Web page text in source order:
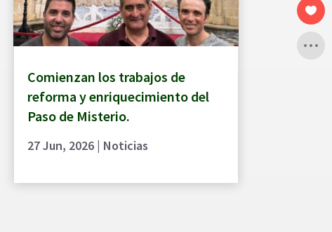
Comienzan los trabajos de
reforma y enriquecimiento del
Paso de Misterio.
27 Jun, 2026| Noticias